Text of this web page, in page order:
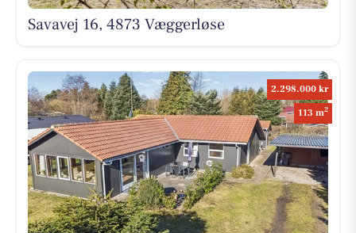
Savavej 16, 4873 Væggerløse
2.298.000 kr
113 m2